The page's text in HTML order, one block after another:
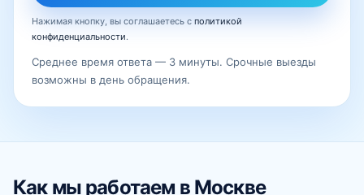
Нажимая кнопку, вы соглашаетесь с политикой
конфиденциальности.
Среднее время ответа — 3 минуты. Срочные выезды
возможны в день обращения.
Как мы работаем в Москве